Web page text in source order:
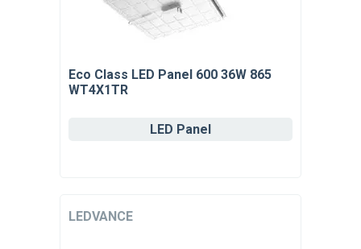
Eco Class LED Panel 600 36W 865
WT4X1TR
LED Panel
LEDVANCE